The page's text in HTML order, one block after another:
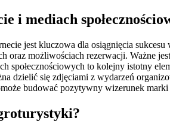
i mediach
jest kluczowa dla osiągnięcia
oraz możliwościach rezerwacji. Ważne
społecznościowych to kolejny istotny
dzielić się zdjęciami z wydarzeń
budować pozytywny wizerunek